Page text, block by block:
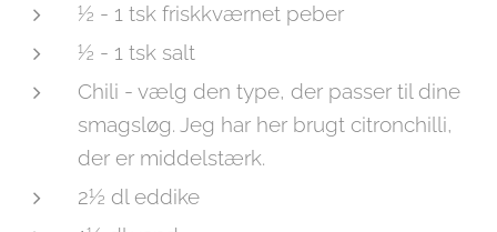
½ - 1 tsk friskkværnet peber
½ - 1 tsk salt
Chili - vælg den type, der passer til dine
smagsløg. Jeg har her brugt citronchilli,
der er middelstærk.
2½ dl eddike